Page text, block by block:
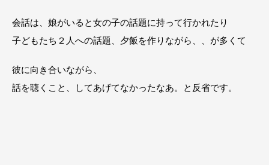
会話は、娘がいると女の子の話題に持って行かれたり
子どもたち２人への話題、夕飯を作りながら、、が多くて
彼に向き合いながら、
話を聴くこと、してあげてなかったなあ。と反省です。